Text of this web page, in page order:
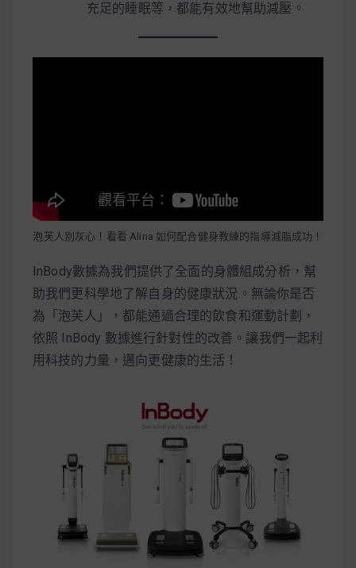
充足的睡眠等，都能有效地幫助減壓。
泡芙人別灰心！看看 Alina 如何配合健身教練的指導減脂成功！
InBody數據為我們提供了全面的身體組成分析，幫
助我們更科學地了解自身的健康狀況。無論你是否
為「泡芙人」，都能通過合理的飲食和運動計劃，
依照 InBody 數據進行針對性的改善。讓我們一起利
用科技的力量，邁向更健康的生活！